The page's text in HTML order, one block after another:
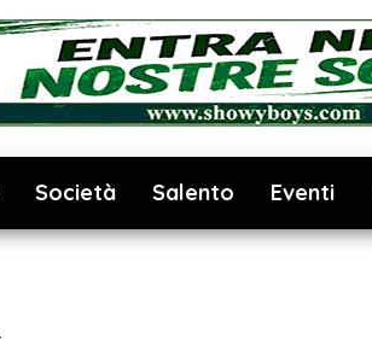
Società Salento Eventi